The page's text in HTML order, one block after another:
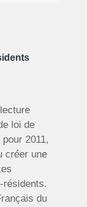
loi de
2011,
créer une
résidents.
du